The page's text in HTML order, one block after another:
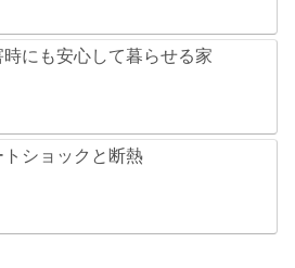
時にも安心して暮らせる家
トショックと断熱